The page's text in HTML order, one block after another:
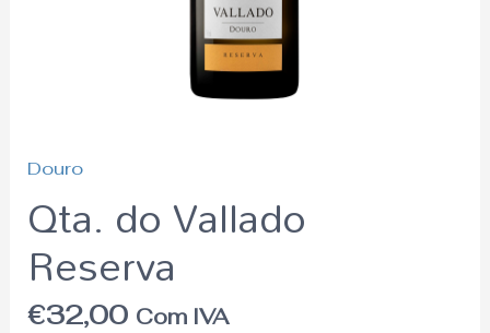
Douro
Qta. do Vallado
Reserva
€32,00 Com IVA